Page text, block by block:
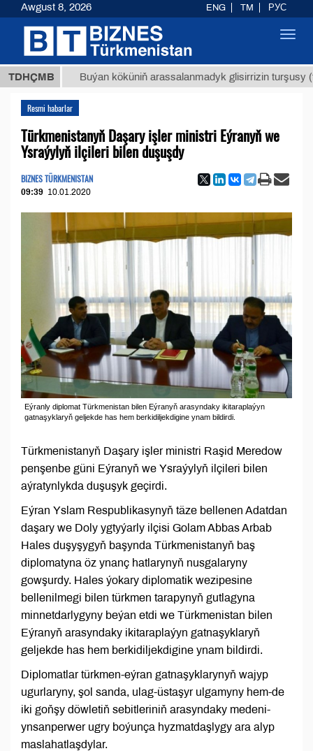
TDHÇMBBuýan köküniň arassalanmadyk glisirrizin turşusy (t.)
Resmi habarlar
Türkmenistanyň Daşary işler ministri Eýranyň we
Ysraýylyň ilçileri bilen duşuşdy
BIZNES TÜRKMENISTAN
09:39 10.01.2020
Eýranly diplomat Türkmenistan bilen Eýranyň arasyndaky ikitaraplaýyn
gatnaşyklaryň geljekde has hem berkidiljekdigine ynam bildirdi.
Türkmenistanyň Daşary işler ministri Raşid Meredow
penşenbe güni Eýranyň we Ysraýylyň ilçileri bilen
aýratynlykda duşuşyk geçirdi.
Eýran Yslam Respublikasynyň täze bellenen Adatdan
daşary we Doly ygtyýarly ilçisi Golam Abbas Arbab
Hales duşyşygyň başynda Türkmenistanyň baş
diplomatyna öz ynanç hatlarynyň nusgalaryny
gowşurdy. Hales ýokary diplomatik wezipesine
bellenilmegi bilen türkmen tarapynyň gutlagyna
minnetdarlygyny beýan etdi we Türkmenistan bilen
Eýranyň arasyndaky ikitaraplaýyn gatnaşyklaryň
geljekde has hem berkidiljekdigine ynam bildirdi.
Diplomatlar türkmen-eýran gatnaşyklarynyň wajyp
ugurlaryny, şol sanda, ulag-üstaşyr ulgamyny hem-de
iki goňşy döwletiň sebitleriniň arasyndaky medeni-
ynsanperwer ugry boýunça hyzmatdaşlygy ara alyp
maslahatlaşdylar.
Awgust 8, 2026 ENG TM РУС